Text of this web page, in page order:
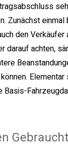
Zunächst
den
darauf achten,
Basis-